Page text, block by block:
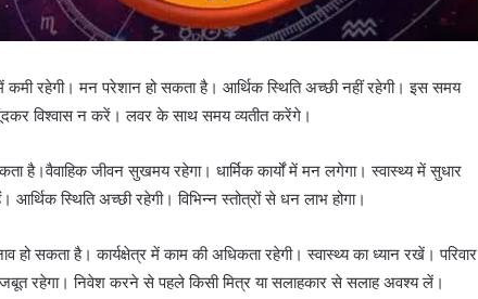
कमी रहेगी। मन परेशान हो सकता है। आर्थिक स्थिति अच्छी नहीं रहेगी। इस समय
विश्वास न करें। लवर के साथ समय व्यतीत करेंगे।
है।वैवाहिक जीवन सुखमय रहेगा। धार्मिक कार्यों में मन लगेगा। स्वास्थ्य में सुधार
आर्थिक स्थिति अच्छी रहेगी। विभिन्न स्तोत्रों से धन लाभ होगा।
हो सकता है। कार्यक्षेत्र में काम की अधिकता रहेगी। स्वास्थ्य का ध्यान रखें। परिवार
मजबूत रहेगा। निवेश करने से पहले किसी मित्र या सलाहकार से सलाह अवश्य लें।